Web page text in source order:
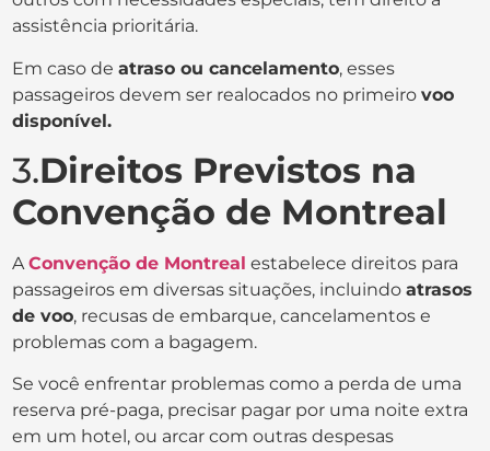
assistência prioritária.
Em caso deatraso ou cancelamento, esses
passageiros devem ser realocados no primeirovoo
disponível.
3.Direitos Previstos na
Convenção de Montreal
AConvenção de Montreal estabelece direitos para
passageiros em diversas situações, incluindoatrasos
de voo, recusas de embarque, cancelamentos e
problemas com a bagagem.
Se você enfrentar problemas como a perda de uma
reserva pré-paga, precisar pagar por uma noite extra
em um hotel, ou arcar com outras despesas